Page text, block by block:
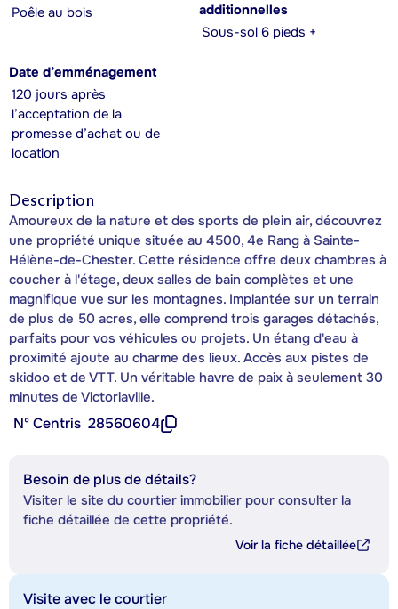
Poêle au bois
additionnelles
Sous-sol 6 pieds +
Date d’emménagement
120 jours après
l’acceptation de la
promesse d’achat ou de
location
Description
Amoureux de la nature et des sports de plein air, découvrez
une propriété unique située au 4500, 4e Rang à Sainte-
Hélène-de-Chester. Cette résidence offre deux chambres à
coucher à l'étage, deux salles de bain complètes et une
magnifique vue sur les montagnes. Implantée sur un terrain
de plus de 50 acres, elle comprend trois garages détachés,
parfaits pour vos véhicules ou projets. Un étang d'eau à
proximité ajoute au charme des lieux. Accès aux pistes de
skidoo et de VTT. Un véritable havre de paix à seulement 30
minutes de Victoriaville.
Nº Centris 28560604
Besoin de plus de détails?
Visiter le site du courtier immobilier pour consulter la
fiche détaillée de cette propriété.
Voir la fiche détaillée
Visite avec le courtier